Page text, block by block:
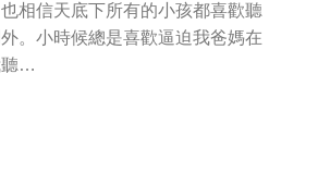
相信天底下所有的小孩都喜歡聽
。小時候總是喜歡逼迫我爸媽在
聽…